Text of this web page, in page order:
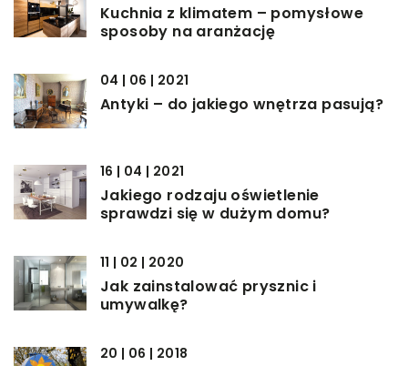
Kuchnia z klimatem – pomysłowe
sposoby na aranżację
04 | 06 | 2021
Antyki – do jakiego wnętrza pasują?
16 | 04 | 2021
Jakiego rodzaju oświetlenie
sprawdzi się w dużym domu?
11 | 02 | 2020
Jak zainstalować prysznic i
umywalkę?
20 | 06 | 2018